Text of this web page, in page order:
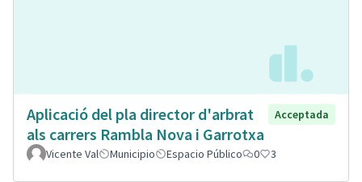
Aplicació del pla director d'arbrat
als carrers Rambla Nova i Garrotxa
Acceptada
Vicente Val Municipio Espacio Público 0 3